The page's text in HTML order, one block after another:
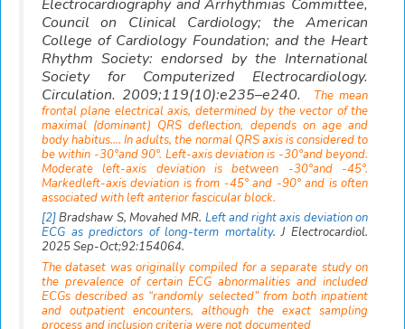
Electrocardiography and Arrhythmias Committee,
Council on Clinical Cardiology; the American
College of Cardiology Foundation; and the Heart
Rhythm Society: endorsed by the International
Society for Computerized Electrocardiology.
Circulation. 2009;119(10):e235–e240.
The mean
frontal plane electrical axis, determined by the vector of the
maximal (dominant) QRS deflection, depends on age and
body habitus…. In adults, the normal QRS axis is considered to
be within -30°and 90°. Left-axis deviation is -30°and beyond.
Moderate left-axis deviation is between -30°and -45°.
Markedleft-axis deviation is from -45° and -90° and is often
associated with left anterior fascicular block.
[2]Bradshaw S, Movahed MR. Left and right axis deviation on
ECG as predictors of long-term mortality. J Electrocardiol.
2025 Sep-Oct;92:154064.
The dataset was originally compiled for a separate study on
the prevalence of certain ECG abnormalities and included
ECGs described as “randomly selected” from both inpatient
and outpatient encounters, although the exact sampling
process and inclusion criteria were not documented